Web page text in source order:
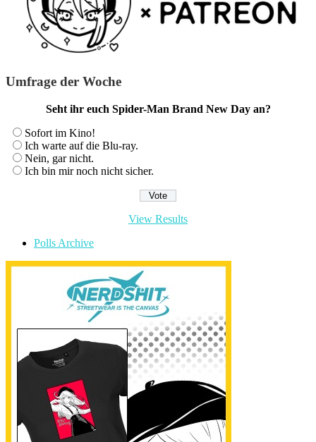
Umfrage der Woche
Seht ihr euch Spider-Man Brand New Day an?
Sofort im Kino!
Ich warte auf die Blu-ray.
Nein, gar nicht.
Ich bin mir noch nicht sicher.
View Results
Polls Archive